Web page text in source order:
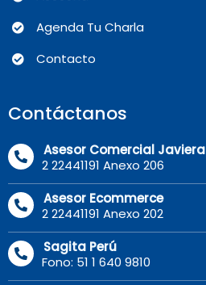
Agenda Tu Charla
Contacto
Contáctanos
Asesor Comercial Javiera
2 22441191 Anexo 206
Asesor Ecommerce
2 22441191 Anexo 202
Sagita Perú
Fono: 51 1 640 9810